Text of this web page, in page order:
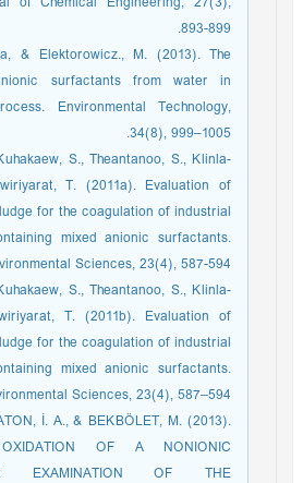
893-899.
& Elektorowicz., M. (2013). The
surfactants from water in
Environmental Technology,
34(8), 999–1005.
S., Theantanoo, S., Klinla-
T. (2011a). Evaluation of
for the coagulation of industrial
mixed anionic surfactants.
Sciences, 23(4), 587-594.
S., Theantanoo, S., Klinla-
T. (2011b). Evaluation of
for the coagulation of industrial
mixed anionic surfactants.
Sciences, 23(4), 587–594.
İ. A., & BEKBÖLET, M. (2013).
OXIDATION OF A NONIONIC
EXAMINATION OF THE